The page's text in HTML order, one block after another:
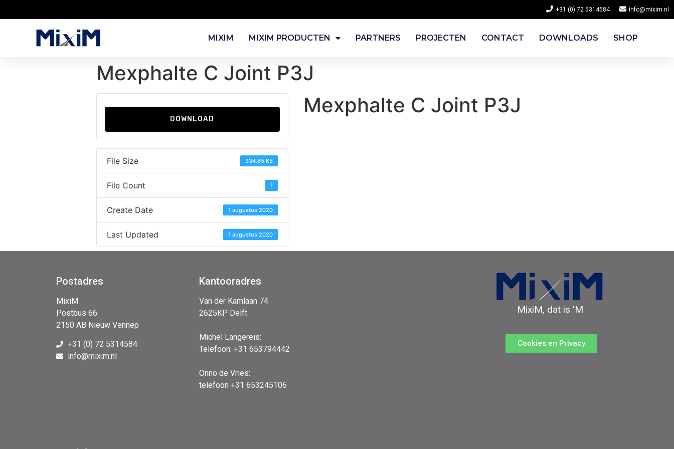
+31 (0) 72 5314584 info@mixim.nl
MIXIM MIXIM PRODUCTEN PARTNERS PROJECTEN CONTACT DOWNLOADS SHOP
Mexphalte C Joint P3J
DOWNLOAD
File Size 334.85 KB
File Count 1
Create Date 1 augustus 2020
Last Updated 1 augustus 2020
Mexphalte C Joint P3J
Postadres
MixiM
Postbus 66
2150 AB Nieuw Vennep
+31 (0) 72 5314584
info@mixim.nl
Kantooradres
Van der Kamlaan 74
2625KP Delft
Michel Langereis:
Telefoon: +31 653794442
Onno de Vries:
telefoon +31 653245106
MixiM, dat is ‘M
Cookies en Privacy